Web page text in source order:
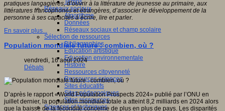
Temps
Réseaux sociaux
Algorithme
Données
Réseaux sociaux et champ scolaire
Sélection de ressources
Bibliographies
Education artistique
Education environnementale
Histoire
Ressources citoyenneté
Ressources sciences
Sites éducatifs
Sites pédagogiques
Sites ressources
Sciences et techniques
pratiques langagières, d’ouvrir à la littérature de jeunesse au primaire, aux
littératures francophones et étrangères, d’associer le développement de la
personne à ses capacités à écrire, lire et parler.
En savoir plus...
Population mondiale future : combien, où ?
vendredi, 16 août 2024
Débats
D’après le rapport «World Population Prospects 2024» publié par l’ONU en
juillet dernier, la population mondiale totale a atteint 8,2 milliards en 2024 alors
que la baisse de la fécondité concerne de plus en plus de pays. Les disparités